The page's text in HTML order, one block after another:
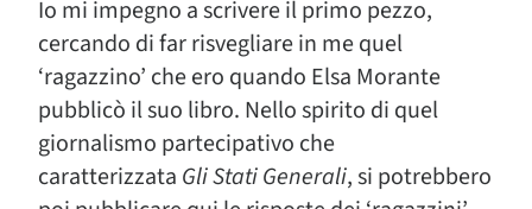
Io mi impegno a scrivere il primo pezzo,
cercando di far risvegliare in me quel
‘ragazzino’ che ero quando Elsa Morante
pubblicò il suo libro. Nello spirito di quel
giornalismo partecipativo che
caratterizzata Gli Stati Generali, si potrebbero